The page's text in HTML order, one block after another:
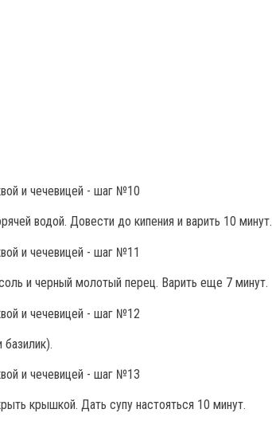
водой. Довести до кипения и варить 10 минут.
и черный молотый перец. Варить еще 7 минут.
крышкой. Дать супу настояться 10 минут.